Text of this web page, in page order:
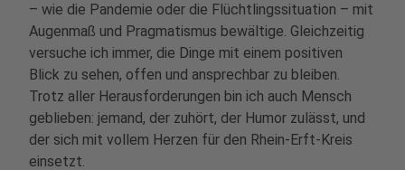
– wie die Pandemie oder die Flüchtlingssituation – mit
Augenmaß und Pragmatismus bewältige. Gleichzeitig
versuche ich immer, die Dinge mit einem positiven
Blick zu sehen, offen und ansprechbar zu bleiben.
Trotz aller Herausforderungen bin ich auch Mensch
geblieben: jemand, der zuhört, der Humor zulässt, und
der sich mit vollem Herzen für den Rhein-Erft-Kreis
einsetzt.